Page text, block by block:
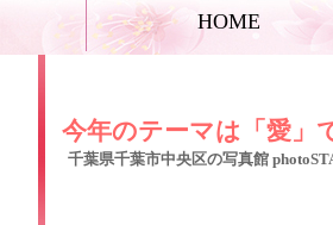
HOME
今年のテーマは「愛」
千葉県千葉市中央区の写真館